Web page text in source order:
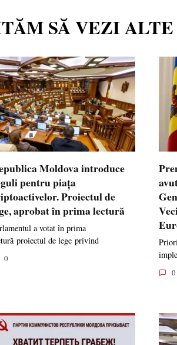
SĂ VEZI
Moldova introduce
pentru piața
Proiectul de
aprobat în prima lectură
a votat în prima
proiectul de lege privind
0
0